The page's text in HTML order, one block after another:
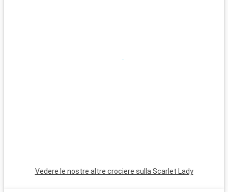
Vedere le nostre altre crociere sulla Scarlet Lady